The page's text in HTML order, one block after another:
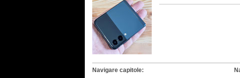
Navigare capitole: